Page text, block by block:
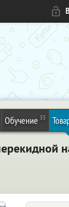
Обучение 33